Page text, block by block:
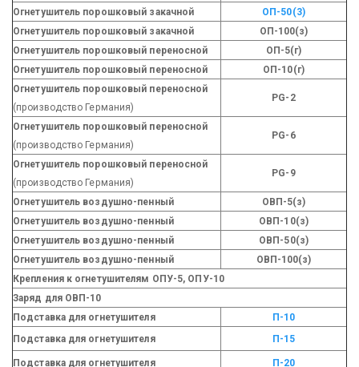
Огнетушитель порошковый закачной
ОП-50(3)
Огнетушитель порошковый закачной
ОП-100(з)
Огнетушитель порошковый переносной
ОП-5(г)
Огнетушитель порошковый переносной
ОП-10(г)
Огнетушитель порошковый переносной
(производство Германия)
PG-2
Огнетушитель порошковый переносной
(производство Германия)
PG-6
Огнетушитель порошковый переносной
(производство Германия)
PG-9
Огнетушитель воздушно-пенный
ОВП-5(з)
Огнетушитель воздушно-пенный
ОВП-10(з)
Огнетушитель воздушно-пенный
ОВП-50(з)
Огнетушитель воздушно-пенный
ОВП-100(з)
Крепления к огнетушителям ОПУ-5, ОПУ-10
Заряд для ОВП-10
Подставка для огнетушителя
П-10
Подставка для огнетушителя
П-15
Подставка для огнетушителя П-20